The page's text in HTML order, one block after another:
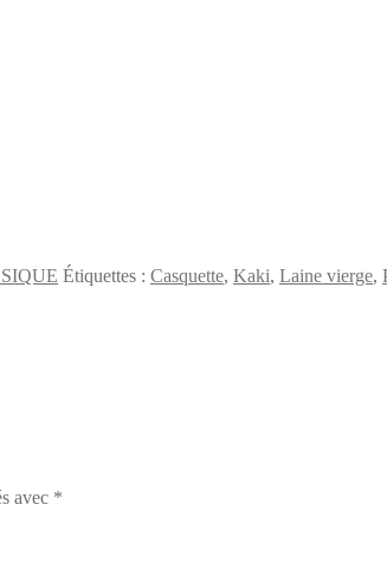
Étiquettes : Casquette, Kaki, Laine vierge,
avec *